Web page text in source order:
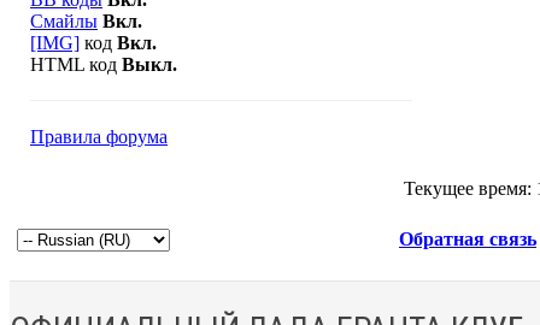
Смайлы Вкл.
[IMG] код Вкл.
HTML код Выкл.
Правила форума
Текущее время:
Обратная связь